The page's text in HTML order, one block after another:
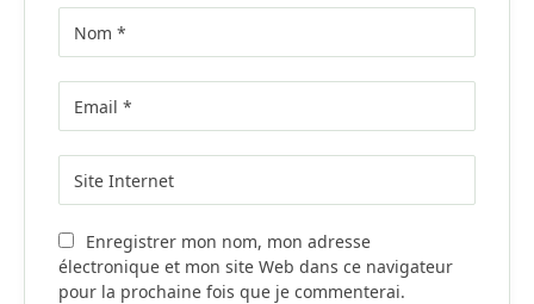
Enregistrer mon nom, mon adresse
électronique et mon site Web dans ce navigateur
pour la prochaine fois que je commenterai.